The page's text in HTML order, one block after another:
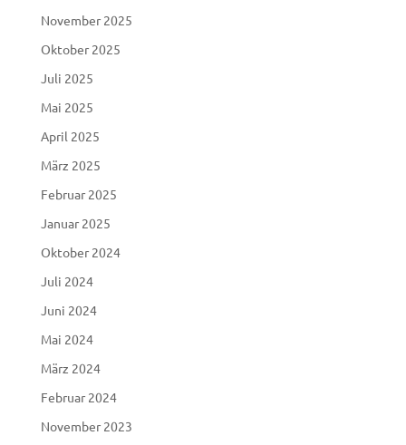
November 2025
Oktober 2025
Juli 2025
Mai 2025
April 2025
März 2025
Februar 2025
Januar 2025
Oktober 2024
Juli 2024
Juni 2024
Mai 2024
März 2024
Februar 2024
November 2023